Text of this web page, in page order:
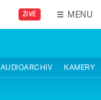
ŽIVĚ MENU
AUDIOARCHIV KAMERY